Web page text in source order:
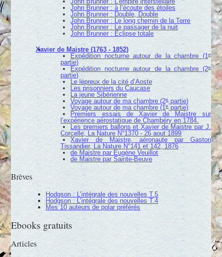
John Brunner : à l’écoute des étoiles
John Brunner : Double, Double
John Brunner : Le long chemin de la Terre
John Brunner : Le passager de la nuit
John Brunner : Éclipse totale
Xavier de Maistre (1763 - 1852)
Expédition nocturne autour de la chambre (1e
partie)
Expédition nocturne autour de la chambre (2e
partie)
Le lépreux de la cité d’Aoste
Les prisonniers du Caucase
La jeune Sibérienne
Voyage autour de ma chambre (2epartie)
Voyage autour de ma chambre (1epartie)
Premiers essais de Xavier de Maistre sur
l’expérience aérostatique de Chambéry en 1784.
Les premiers ballons et Xavier de Maistre par J.
Corcelle, La Nature N°1370 - 26 aout 1899
Xavier de Maistre, aéronaute par Gaston
Tissandier, La Nature N°141 et 142, 1876
de Maistre par Eugène Veuillot
de Maistre par Sainte-Beuve
Brèves
Hodgson : L’intégrale des nouvelles T.5
Hodgson : L’intégrale des nouvelles T.4
Mes 10 auteurs de polar préférés
Ebooks gratuits
Articles